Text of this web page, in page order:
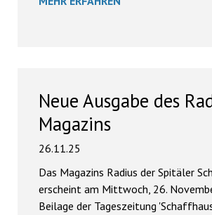
Neue Ausgabe des
Magazins
26.11.25
Das Magazins Radius der Spitäler
erscheint am Mittwoch, 26.
Beilage der Tageszeitung